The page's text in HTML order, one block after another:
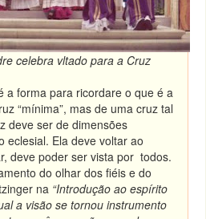
celebra vltado para a Cruz
a forma para ricordare o que é a
“mínima”, mas de uma cruz tal
deve ser de dimensões
eclesial. Ela deve voltar ao
deve poder ser vista por todos.
do olhar dos fiéis e do
na “Introdução ao espírito
a visão se tornou instrumento